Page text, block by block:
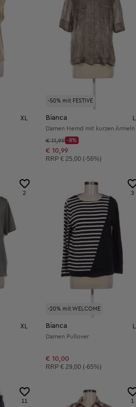
XL
-50% mit FESTIVE
Bianca L
Damen Hemd mit kurzen Ärmeln
Startpreis:
€ 11,99
Discount Price:
-8%
Reduzierter Preis:
€ 10,99
Unverbindliche Preisempfehlung:
RRP € 25,00 (-56%)
2
XL
-20% mit WELCOME
3
Bianca L
Damen Pullover
€ 10,00
Unverbindliche Preisempfehlung:
RRP € 29,00 (-65%)
11 1